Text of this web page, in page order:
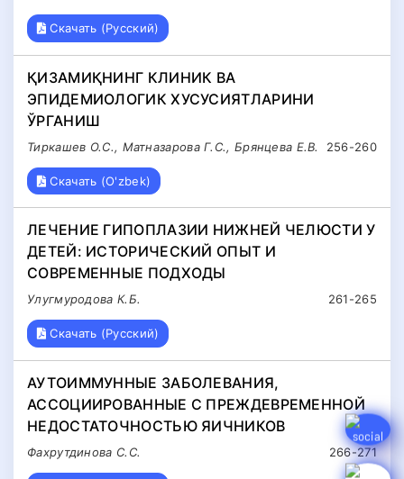
Скачать (Русский)
ҚИЗАМИҚНИНГ КЛИНИК ВА
ЭПИДEМИОЛОГИК ХУСУСИЯТЛАРИНИ
ЎРГАНИШ
256-260
Тиркашев О.С., Матназарова Г.С., Брянцева Е.В.
Скачать (O'zbek)
ЛЕЧЕНИЕ ГИПОПЛАЗИИ НИЖНЕЙ ЧЕЛЮСТИ У
ДЕТЕЙ: ИСТОРИЧЕСКИЙ ОПЫТ И
СОВРЕМЕННЫЕ ПОДХОДЫ
261-265
Улугмуродова К.Б.
Скачать (Русский)
АУТОИММУННЫЕ ЗАБОЛЕВАНИЯ,
АССОЦИИРОВАННЫЕ С ПРЕЖДЕВРЕМЕННОЙ
НЕДОСТАТОЧНОСТЬЮ ЯИЧНИКОВ
266-271
Фахрутдинова С.С.